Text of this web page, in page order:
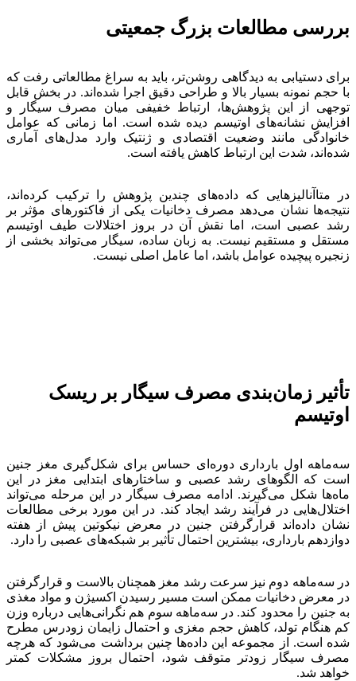
بررسی مطالعات بزرگ جمعیتی
برای دستیابی به دیدگاهی روشن‌تر، باید به سراغ مطالعاتی رفت که
با حجم نمونه بسیار بالا و طراحی دقیق اجرا شده‌اند. در بخش قابل
توجهی از این پژوهش‌ها، ارتباط خفیفی میان مصرف سیگار و
افزایش نشانه‌های اوتیسم دیده شده است. اما زمانی که عوامل
خانوادگی مانند وضعیت اقتصادی و ژنتیک وارد مدل‌های آماری
شده‌اند، شدت این ارتباط کاهش یافته است.
در متاآنالیزهایی که داده‌های چندین پژوهش را ترکیب کرده‌اند،
نتیجه‌ها نشان می‌دهد مصرف دخانیات یکی از فاکتورهای مؤثر بر
رشد عصبی است، اما نقش آن در بروز اختلالات طیف اوتیسم
مستقل و مستقیم نیست. به زبان ساده، سیگار می‌تواند بخشی از
زنجیره پیچیده عوامل باشد، اما عامل اصلی نیست.
تأثیر زمان‌بندی مصرف سیگار بر ریسک
اوتیسم
سه‌ماهه اول بارداری دوره‌ای حساس برای شکل‌گیری مغز جنین
است که الگوهای رشد عصبی و ساختارهای ابتدایی مغز در این
ماه‌ها شکل می‌گیرند. ادامه مصرف سیگار در این مرحله می‌تواند
اختلال‌هایی در فرآیند رشد ایجاد کند. در این مورد برخی مطالعات
نشان داده‌اند قرارگرفتن جنین در معرض نیکوتین پیش از هفته
دوازدهم بارداری، بیشترین احتمال تأثیر بر شبکه‌های عصبی را دارد.
در سه‌ماهه دوم نیز سرعت رشد مغز همچنان بالاست و قرارگرفتن
در معرض دخانیات ممکن است مسیر رسیدن اکسیژن و مواد مغذی
به جنین را محدود کند. در سه‌ماهه سوم هم نگرانی‌هایی درباره وزن
کم هنگام تولد، کاهش حجم مغزی و احتمال زایمان زودرس مطرح
شده است. از مجموعه این داده‌ها چنین برداشت می‌شود که هرچه
مصرف سیگار زودتر متوقف شود، احتمال بروز مشکلات کمتر
خواهد شد.